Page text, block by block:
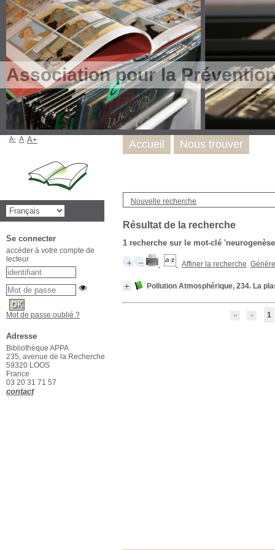
Association pour la
Nouvelle recherche
Résultat de la recherche
1 recherche sur le mot-clé
Affiner la recherche
Pollution Atmosphérique, 234. La
1
Accueil Nous trouver
A- A A+
Se connecter
accéder à votre compte de
lecteur
Mot de passe oublié ?
Adresse
Bibliothèque APPA
235, avenue de la Recherche
59320 LOOS
France
03 20 31 71 57
contact